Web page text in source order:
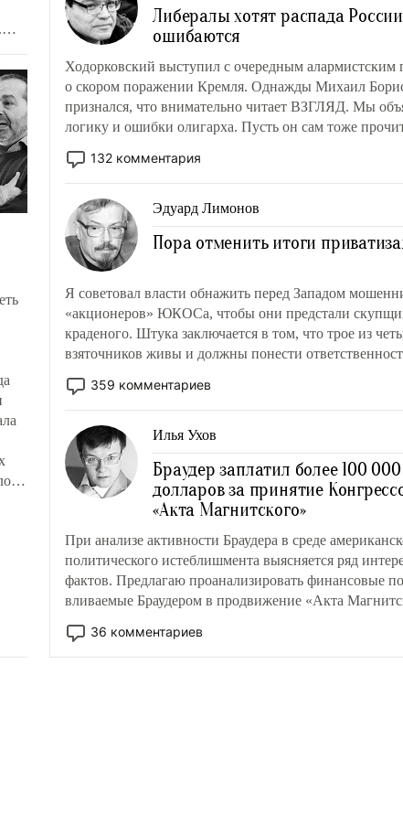
Либералы хотят распада
ошибаются
Ходорковский выступил с очередным алармистским
о скором поражении Кремля. Однажды Михаил
признался, что внимательно читает ВЗГЛЯД. Мы
логику и ошибки олигарха. Пусть он сам тоже
132 комментария
Эдуард Лимонов
Пора отменить итоги
Я советовал власти обнажить перед Западом
«акционеров» ЮКОСа, чтобы они предстали
краденого. Штука заключается в том, что трое из
взяточников живы и должны понести
359 комментариев
Илья Ухов
Браудер заплатил более 100 000
долларов за принятие
«Акта Магнитского»
При анализе активности Браудера в среде
политического истеблишмента выясняется ряд
фактов. Предлагаю проанализировать финансовые
вливаемые Браудером в продвижение «Акта
36 комментариев